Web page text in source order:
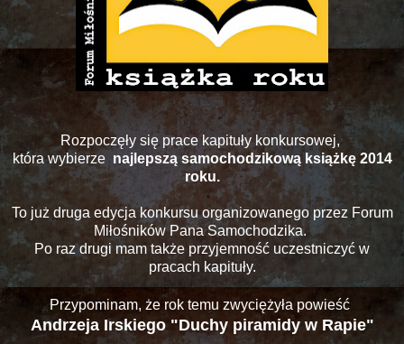
Rozpoczęły się prace kapituły konkursowej,
która wybierze najlepszą samochodzikową książkę 2014
roku.
To już druga edycja konkursu organizowanego przez Forum
Miłośników Pana Samochodzika.
Po raz drugi mam także przyjemność uczestniczyć w
pracach kapituły.
Przypominam, że rok temu zwyciężyła powieść
Andrzeja Irskiego "Duchy piramidy w Rapie"